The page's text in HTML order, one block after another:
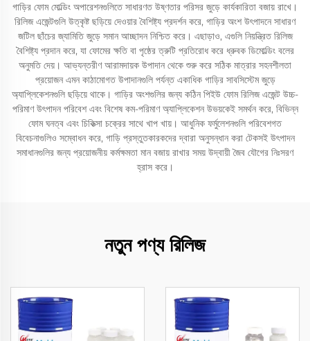
গাড়ির ফোম মোল্ডিং অপারেশনগুলিতে সাধারণত উষ্ণতার পরিসর জুড়ে কার্যকারিতা বজায় রাখে।
রিলিজ এজেন্টগুলি উত্কৃষ্ট ছড়িয়ে দেওয়ার বৈশিষ্ট্য প্রদর্শন করে, গাড়ির অংশ উৎপাদনে সাধারণ
জটিল ছাঁচের জ্যামিতি জুড়ে সমান আচ্ছাদন নিশ্চিত করে। এছাড়াও, এগুলি নিয়ন্ত্রিত রিলিজ
বৈশিষ্ট্য প্রদান করে, যা ফোমের ক্ষতি বা পৃষ্ঠের ত্রুটি প্রতিরোধ করে ধ্রুবক ডিমোল্ডিং বলের
অনুমতি দেয়। আভ্যন্তরীণ আরামদায়ক উপাদান থেকে শুরু করে সঠিক মাত্রার সহনশীলতা
প্রয়োজন এমন কাঠামোগত উপাদানগুলি পর্যন্ত একাধিক গাড়ির সাবসিস্টেম জুড়ে
অ্যাপ্লিকেশনগুলি ছড়িয়ে থাকে। গাড়ির অংশগুলির জন্য কঠিন পিইউ ফোম রিলিজ এজেন্ট উচ্চ-
পরিমাণ উৎপাদন পরিবেশ এবং বিশেষ কম-পরিমাণ অ্যাপ্লিকেশন উভয়কেই সমর্থন করে, বিভিন্ন
ফোম ঘনত্ব এবং চিকিত্সা চক্রের সাথে খাপ খায়। আধুনিক ফর্মুলেশনগুলি পরিবেশগত
বিবেচনাগুলিও সম্বোধন করে, গাড়ি প্রস্তুতকারকদের দ্বারা অনুসন্ধান করা টেকসই উৎপাদন
সমাধানগুলির জন্য প্রয়োজনীয় কর্মক্ষমতা মান বজায় রাখার সময় উদ্বায়ী জৈব যৌগের নিঃসরণ
হ্রাস করে।
নতুন পণ্য রিলিজ